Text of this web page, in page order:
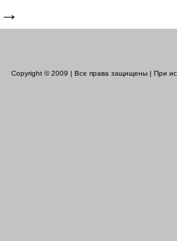
→
Copyright © 2009 | Все права защищены | При